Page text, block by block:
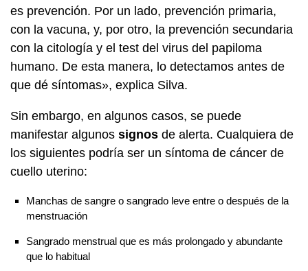
es prevención. Por un lado, prevención primaria,
con la vacuna, y, por otro, la prevención secundaria
con la citología y el test del virus del papiloma
humano. De esta manera, lo detectamos antes de
que dé síntomas», explica Silva.
Sin embargo, en algunos casos, se puede
manifestar algunos signos de alerta. Cualquiera de
los siguientes podría ser un síntoma de cáncer de
cuello uterino:
Manchas de sangre o sangrado leve entre o después de la
menstruación
Sangrado menstrual que es más prolongado y abundante
que lo habitual